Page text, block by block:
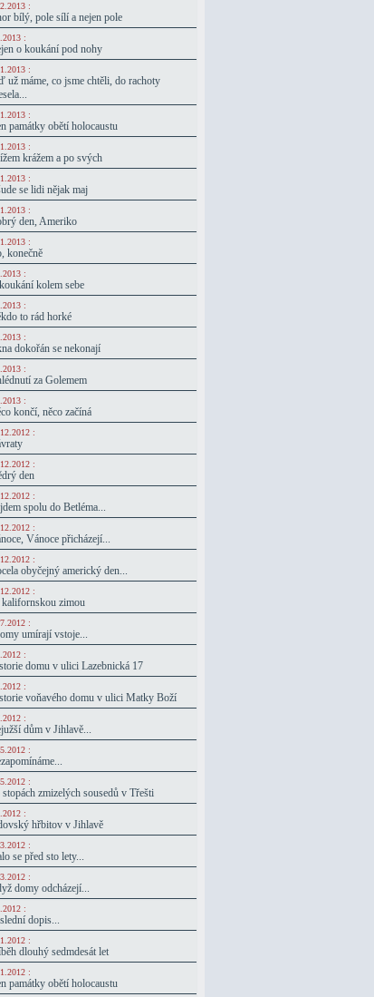
:
bílý, pole sílí a nejen pole
:
o koukání pod nohy
:
už máme, co jsme chtěli, do rachoty
:
památky obětí holocaustu
:
krážem a po svých
:
se lidi nějak maj
:
den, Ameriko
:
konečně
:
kolem sebe
:
to rád horké
:
dokořán se nekonají
:
za Golemem
:
končí, něco začíná
:
:
den
:
spolu do Betléma...
:
Vánoce přicházejí...
:
obyčejný americký den...
:
kalifornskou zimou
:
umírají vstoje...
:
domu v ulici Lazebnická 17
:
voňavého domu v ulici Matky Boží
:
dům v Jihlavě...
:
:
stopách zmizelých sousedů v Třešti
:
hřbitov v Jihlavě
:
se před sto lety...
:
domy odcházejí...
:
dopis...
:
dlouhý sedmdesát let
:
památky obětí holocaustu